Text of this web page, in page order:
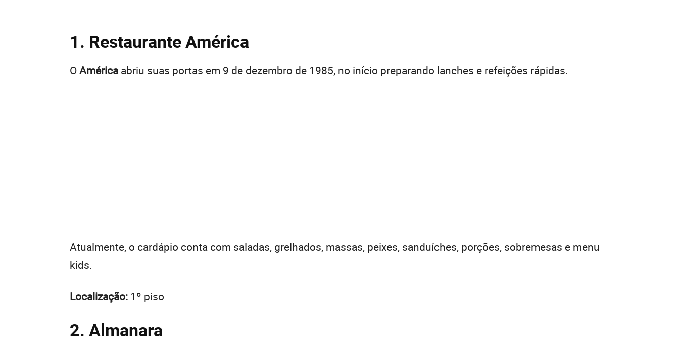
1. Restaurante América
OAméricaabriu suas portas em 9 de dezembro de 1985, no início preparando lanches e refeições rápidas.
Atualmente, o cardápio conta com saladas, grelhados, massas, peixes, sanduíches, porções, sobremesas e menu
kids.
Localização: 1º piso
2. Almanara